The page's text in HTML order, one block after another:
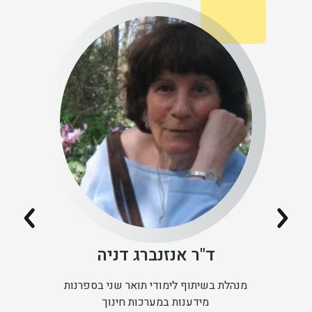
ד"ר אנזנברג דניה
מנהלת בשיתוף לימודי תואר שני בספרנות
מידענות במערכות חינוך